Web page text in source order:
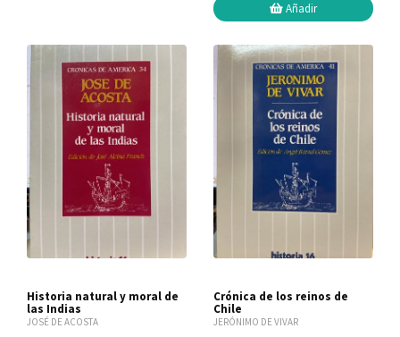
Añadir
Historia natural y moral de
las Indias
JOSÉ DE ACOSTA
Crónica de los reinos de
Chile
JERÓNIMO DE VIVAR